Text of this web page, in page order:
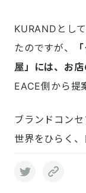
KURANDとし
たのですが、
屋」には、お
EACE側から提
ブランドコン
世界をひらく
ン酒屋」にな